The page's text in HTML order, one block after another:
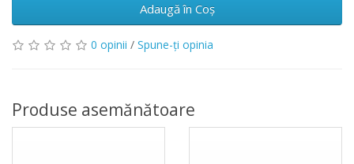
Adaugă în Coş
0 opinii / Spune-ţi opinia
Produse asemănătoare